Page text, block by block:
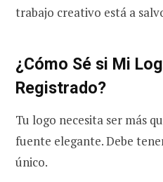
trabajo creativo está a
¿Cómo Sé si Mi
Registrado?
Tu logo necesita ser más
fuente elegante. Debe
único.